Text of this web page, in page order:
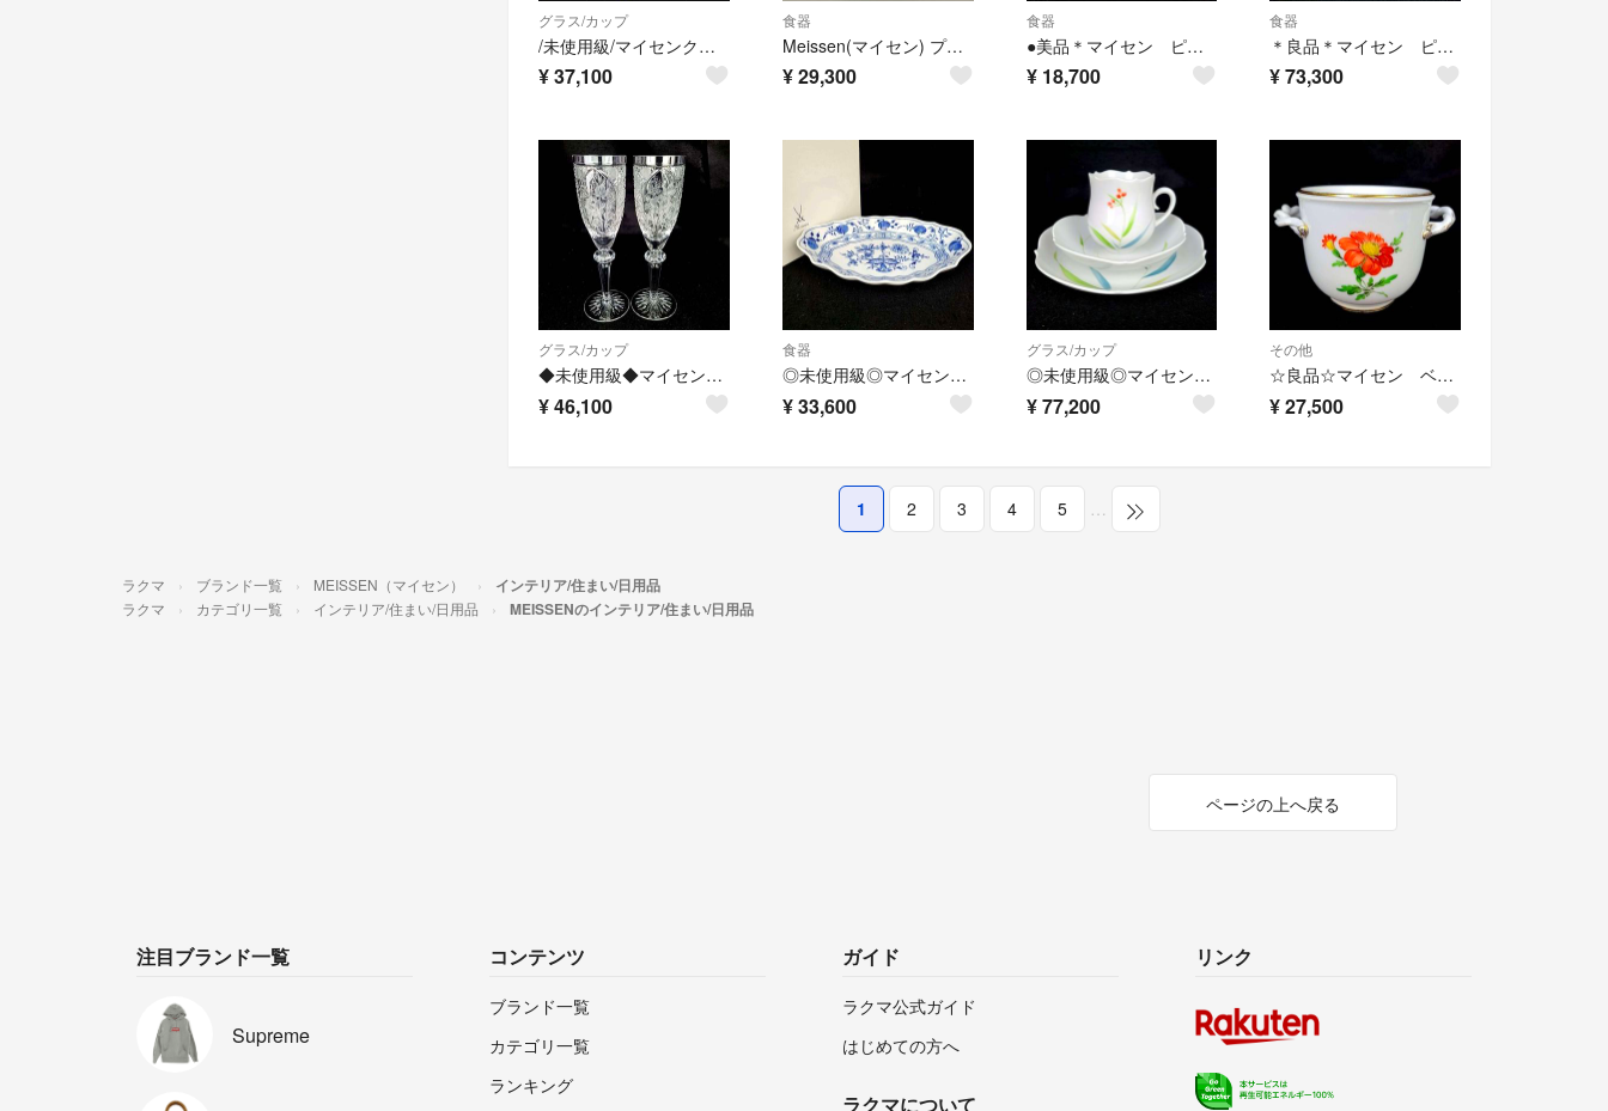
グラス/カップ
/未使用級/マイセンクリスタル ぶどう ワイングラス 2客 箱つき
¥37,100
食器
Meissen(マイセン) プレート新品同様 ブルーオニオン 白×ブルー
¥29,300
食器
●美品＊マイセン ピンクローズ マイセンのバラ デザートプレート 18cm 2
¥ 18,700
食器
＊良品＊マイセン ピンクローズ モスローズ ディーププレート 深皿 6枚 2
¥73,300
グラス/カップ
◆未使用級◆マイセン ロンドンフラワー ワイングラス 2客 ペア 1
¥46,100
食器
◎未使用級◎マイセン ブルーオニオン サービスプレート 皿 プレート 箱つき2
¥33,600
グラス/カップ
◎未使用級◎マイセン 野の花 カップ&ソーサー プレート トリオ
¥77,200
その他
☆良品☆マイセン ベーシックフラワー 一つ花 キャッシュポット 植木鉢
¥27,500
1 2 3 4 5 …
ラクマ ブランド一覧 MEISSEN（マイセン） インテリア/住まい/日用品
ラクマ カテゴリ一覧 インテリア/住まい/日用品 MEISSENのインテリア/住まい/日用品
ページの上へ戻る
注目ブランド一覧
Supreme
コンテンツ
ブランド一覧
カテゴリ一覧
ランキング
ガイド
ラクマ公式ガイド
はじめての方へ
ラクマについて
リンク